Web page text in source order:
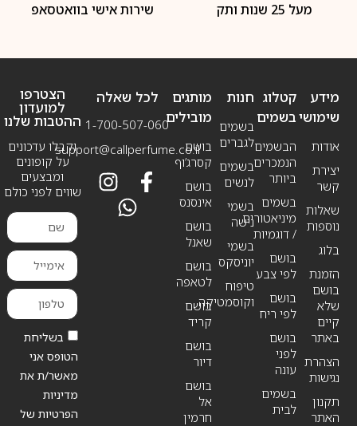
מעל 25 שנות ותק שירות אישי בוואטסאפ
מידע
שימושי
אודות
יצירת
קשר
שאלות
נוספות
בלוג
הזמנת
בושם
שלא
קיים
באתר
הצהרת
נגישות
תקנון
האתר
חנות
בשמים
לגברים
בשמים
לנשים
בשמי
נישה
בשמי
יוניסקס
טיפוח
וקוסמטיקה
קטלוג
בשמים
הבשמים
הנמכרים
ביותר
בשמים
מיניאטורים
/ דוגמיות
בושם
לפי צבע
בושם
לפי ריח
בושם
לפני
עונה
בשמים
לבית
מותגים
מובילים
בושם
קסרג’וף
בושם
אינסנס
בושם
שאנל
בושם
לטאפה
בושם
קריד
בושם
דיור
בושם
אל
חרמין
לכל שאלה
1-700-507-060
support@callperfume.co.il
הצטרפו
למועדון
ההטבות שלנו
וקבלו עדכונים
על קופונים
ומבצעים
שווים לפני כולם
בשליחת
הטופס אני
מאשר/ת את
מדיניות
הפרטיות של